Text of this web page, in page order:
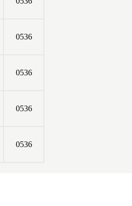
0536
0536
0536
0536